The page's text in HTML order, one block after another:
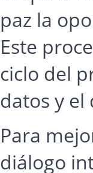
paz la
Este
ciclo del
datos y el
Para
diálogo